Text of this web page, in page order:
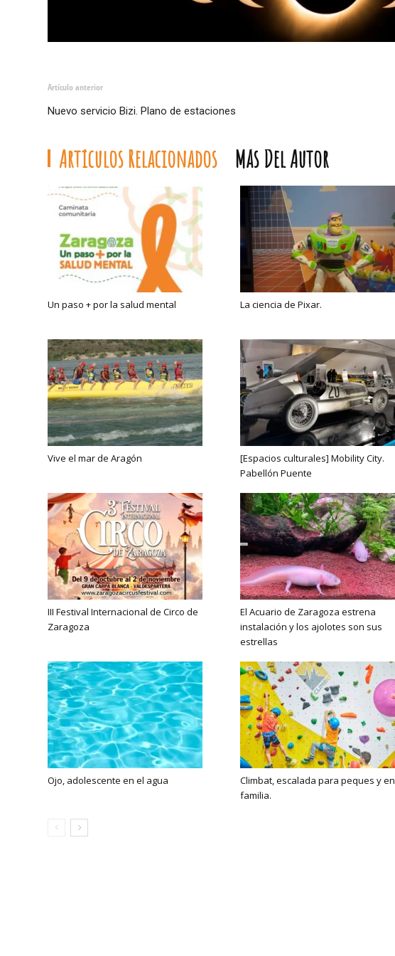
Artículo anterior
Nuevo servicio Bizi. Plano de estaciones
Artículos Relacionados Más Del Autor
Un paso + por la salud mental La ciencia de Pixar.
Vive el mar de Aragón
[Espacios culturales] Mobility City.
Pabellón Puente
III Festival Internacional de Circo de
Zaragoza
El Acuario de Zaragoza estrena
instalación y los ajolotes son sus
estrellas
Ojo, adolescente en el agua
Climbat, escalada para peques y en
familia.